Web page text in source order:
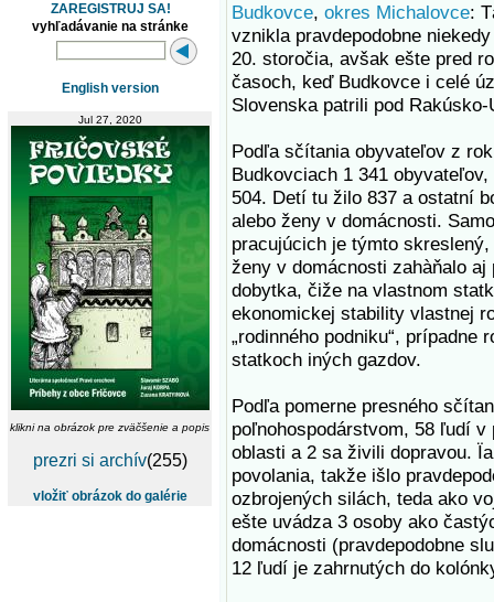
ZAREGISTRUJ SA!
vyhľadávanie na stránke
English version
Jul 27, 2020
klikni na obrázok pre zväčšenie a popis
prezri si archív(255)
vložiť obrázok do galérie
Budkovce, okres Michalovce:
vznikla pravdepodobne
20. storočia, avšak ešte pred
časoch, keď Budkovce i celé
Slovenska patrili pod Rakúsko-
Podľa sčítania obyvateľov z
Budkovciach 1 341
504. Detí tu žilo 837 a ostatní
alebo ženy v domácnosti.
pracujúcich je týmto
ženy v domácnosti zahàňalo aj
dobytka, čiže na vlastnom
ekonomickej stability vlastnej
„rodinného podniku“,
statkoch iných gazdov.
Podľa pomerne presného
poľnohospodárstvom, 58 ľudí
oblasti a 2 sa živili dopravou.
povolania, takže išlo
ozbrojených silách, teda ako
ešte uvádza 3 osoby ako
domácnosti (pravdepodobne
12 ľudí je zahrnutých do